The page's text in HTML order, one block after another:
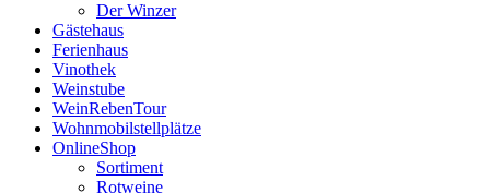
Der Winzer
Gästehaus
Ferienhaus
Vinothek
Weinstube
WeinRebenTour
Wohnmobilstellplätze
OnlineShop
Sortiment
Rotweine